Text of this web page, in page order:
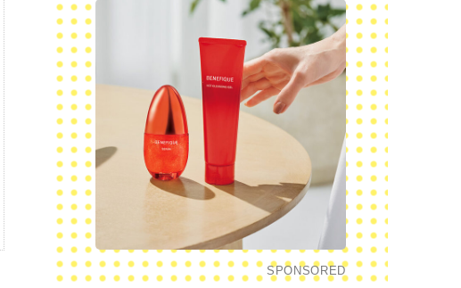
SPONSORED